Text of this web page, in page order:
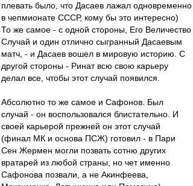
плевать было, что Дасаев лажал одновременно
в чепмионате СССР, кому бы это интересно)
То же самое - с одной стороны, Его Величество
Случай и один отлично сыгранный Дасаевым
матч, - и Дасаев вошел в мировую историю. С
другой стороны - Ринат всю свою карьеру
делал все, чтобы этот случай появился.
Абсолютно то же самое и Сафонов. Был
случай - он воспользовался блистательно. И
своей карьерой прежней он этот случай
(финал МК и основа ПСЖ) готовил - в Пари
Сен Жермен могли позвать сотню других
вратарей из любой страны, но чет именно
Сафонова позвали, а не Акинфеева,